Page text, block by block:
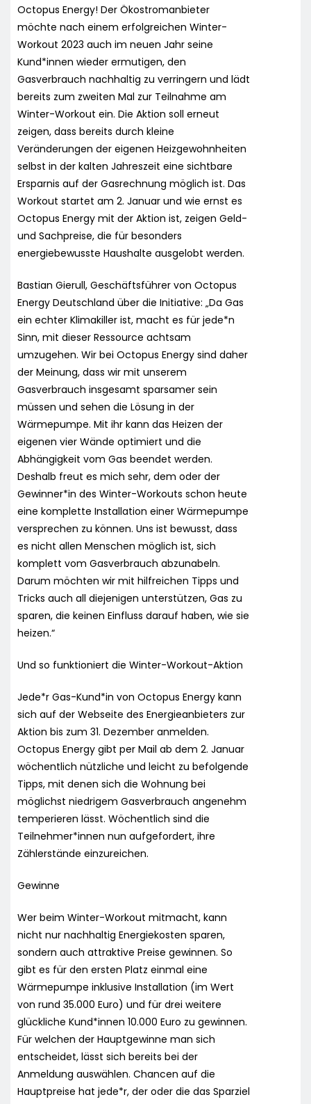
Octopus Energy! Der Ökostromanbieter
möchte nach einem erfolgreichen Winter-
Workout 2023 auch im neuen Jahr seine
Kund*innen wieder ermutigen, den
Gasverbrauch nachhaltig zu verringern und lädt
bereits zum zweiten Mal zur Teilnahme am
Winter-Workout ein. Die Aktion soll erneut
zeigen, dass bereits durch kleine
Veränderungen der eigenen Heizgewohnheiten
selbst in der kalten Jahreszeit eine sichtbare
Ersparnis auf der Gasrechnung möglich ist. Das
Workout startet am 2. Januar und wie ernst es
Octopus Energy mit der Aktion ist, zeigen Geld-
und Sachpreise, die für besonders
energiebewusste Haushalte ausgelobt werden.
Bastian Gierull, Geschäftsführer von Octopus
Energy Deutschland über die Initiative: „Da Gas
ein echter Klimakiller ist, macht es für jede*n
Sinn, mit dieser Ressource achtsam
umzugehen. Wir bei Octopus Energy sind daher
der Meinung, dass wir mit unserem
Gasverbrauch insgesamt sparsamer sein
müssen und sehen die Lösung in der
Wärmepumpe. Mit ihr kann das Heizen der
eigenen vier Wände optimiert und die
Abhängigkeit vom Gas beendet werden.
Deshalb freut es mich sehr, dem oder der
Gewinner*in des Winter-Workouts schon heute
eine komplette Installation einer Wärmepumpe
versprechen zu können. Uns ist bewusst, dass
es nicht allen Menschen möglich ist, sich
komplett vom Gasverbrauch abzunabeln.
Darum möchten wir mit hilfreichen Tipps und
Tricks auch all diejenigen unterstützen, Gas zu
sparen, die keinen Einfluss darauf haben, wie sie
heizen.“
Und so funktioniert die Winter-Workout-Aktion
Jede*r Gas-Kund*in von Octopus Energy kann
sich auf der Webseite des Energieanbieters zur
Aktion bis zum 31. Dezember anmelden.
Octopus Energy gibt per Mail ab dem 2. Januar
wöchentlich nützliche und leicht zu befolgende
Tipps, mit denen sich die Wohnung bei
möglichst niedrigem Gasverbrauch angenehm
temperieren lässt. Wöchentlich sind die
Teilnehmer*innen nun aufgefordert, ihre
Zählerstände einzureichen.
Gewinne
Wer beim Winter-Workout mitmacht, kann
nicht nur nachhaltig Energiekosten sparen,
sondern auch attraktive Preise gewinnen. So
gibt es für den ersten Platz einmal eine
Wärmepumpe inklusive Installation (im Wert
von rund 35.000 Euro) und für drei weitere
glückliche Kund*innen 10.000 Euro zu gewinnen.
Für welchen der Hauptgewinne man sich
entscheidet, lässt sich bereits bei der
Anmeldung auswählen. Chancen auf die
Hauptpreise hat jede*r, der oder die das Sparziel